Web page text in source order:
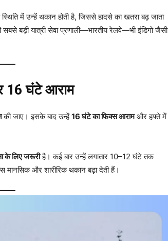
में उन्हें थकान होती है, जिससे हादसे का खतरा बढ़ जाता
बड़ी यात्री सेवा प्रणाली—भारतीय रेलवे—भी इंडिगो जैसी
16 घंटे आराम
की जाए। इसके बाद उन्हें16 घंटे का फिक्स आरामऔर हफ्ते में
के लिए जरूरीहै। कई बार उन्हें लगातार 10–12 घंटे तक
मानसिक और शारीरिक थकान बढ़ा देती हैं।